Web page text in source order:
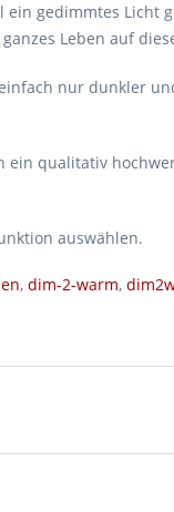
ein gedimmtes
Leben auf
nur dunkler
qualitativ
auswählen.
, dim-2-warm,